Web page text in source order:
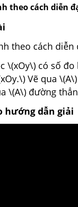
theo cách diễn
theo cách diễn
\(xOy\) có số
Vẽ qua
\(A\) đường
hướng dẫn giải